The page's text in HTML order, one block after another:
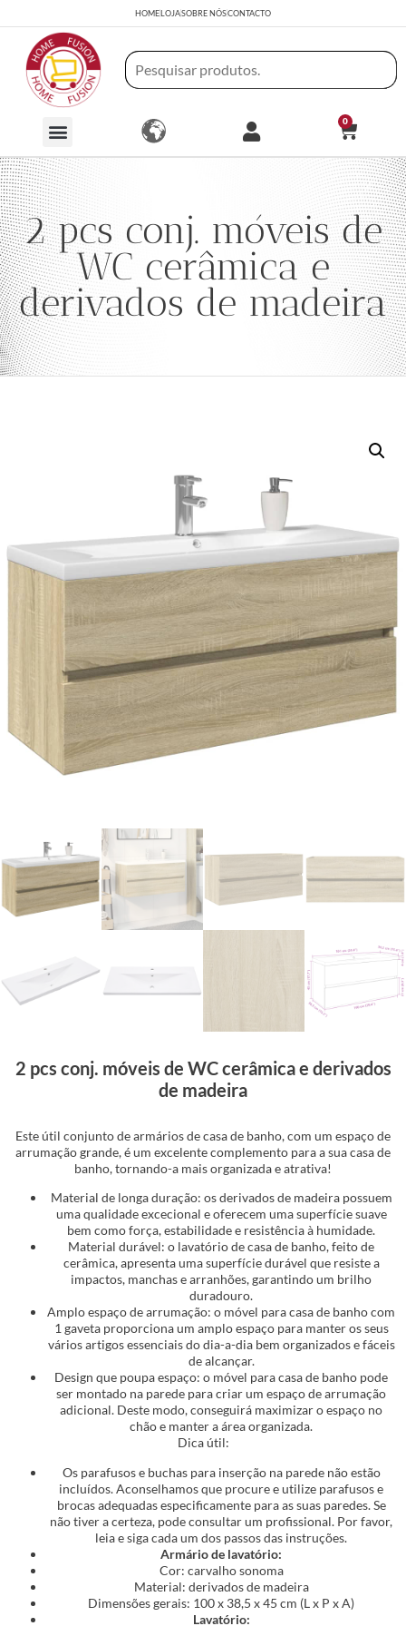
HOMELOJASOBRE NÓSCONTACTO
0
2 pcs conj. móveis de
WC cerâmica e
derivados de madeira
2 pcs conj. móveis de WC cerâmica e derivados
de madeira
Este útil conjunto de armários de casa de banho, com um espaço de
arrumação grande, é um excelente complemento para a sua casa de
banho, tornando-a mais organizada e atrativa!
Material de longa duração: os derivados de madeira possuem
uma qualidade excecional e oferecem uma superfície suave
bem como força, estabilidade e resistência à humidade.
Material durável: o lavatório de casa de banho, feito de
cerâmica, apresenta uma superfície durável que resiste a
impactos, manchas e arranhões, garantindo um brilho
duradouro.
Amplo espaço de arrumação: o móvel para casa de banho com
1 gaveta proporciona um amplo espaço para manter os seus
vários artigos essenciais do dia-a-dia bem organizados e fáceis
de alcançar.
Design que poupa espaço: o móvel para casa de banho pode
ser montado na parede para criar um espaço de arrumação
adicional. Deste modo, conseguirá maximizar o espaço no
chão e manter a área organizada.
Dica útil:
Os parafusos e buchas para inserção na parede não estão
incluídos. Aconselhamos que procure e utilize parafusos e
brocas adequadas especificamente para as suas paredes. Se
não tiver a certeza, pode consultar um profissional. Por favor,
leia e siga cada um dos passos das instruções.
Armário de lavatório:
Cor: carvalho sonoma
Material: derivados de madeira
Dimensões gerais: 100 x 38,5 x 45 cm (L x P x A)
Lavatório: